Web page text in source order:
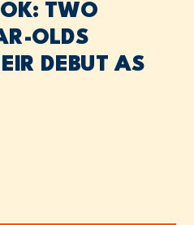
TWO
OLDS
DEBUT AS